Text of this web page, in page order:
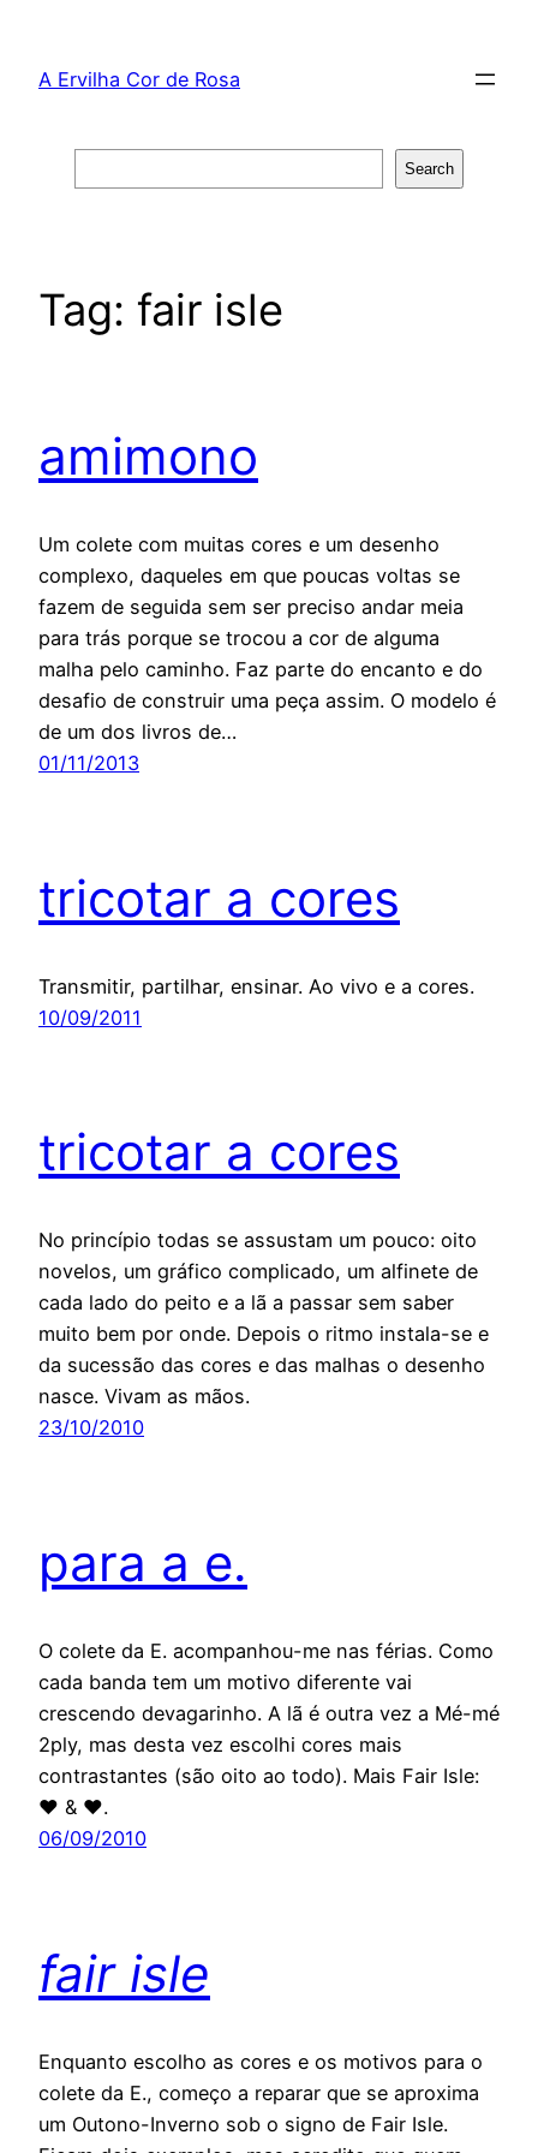
content
A Ervilha Cor de Rosa
Search
Tag: fair isle
amimono
Um colete com muitas cores e um desenho
complexo, daqueles em que poucas voltas se
fazem de seguida sem ser preciso andar meia
para trás porque se trocou a cor de alguma
malha pelo caminho. Faz parte do encanto e do
desafio de construir uma peça assim. O modelo é
de um dos livros de…
01/11/2013
tricotar a cores
Transmitir, partilhar, ensinar. Ao vivo e a cores.
10/09/2011
tricotar a cores
No princípio todas se assustam um pouco: oito
novelos, um gráfico complicado, um alfinete de
cada lado do peito e a lã a passar sem saber
muito bem por onde. Depois o ritmo instala-se e
da sucessão das cores e das malhas o desenho
nasce. Vivam as mãos.
23/10/2010
para a e.
O colete da E. acompanhou-me nas férias. Como
cada banda tem um motivo diferente vai
crescendo devagarinho. A lã é outra vez a Mé-mé
2ply, mas desta vez escolhi cores mais
contrastantes (são oito ao todo). Mais Fair Isle:
♥ & ♥.
06/09/2010
fair isle
Enquanto escolho as cores e os motivos para o
colete da E., começo a reparar que se aproxima
um Outono-Inverno sob o signo de Fair Isle.